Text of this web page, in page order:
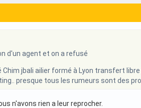
d'un agent et on a refusé
jbali ailier formé à Lyon transfert
presque tous les rumeurs sont des
n'avons rien a leur reprocher.